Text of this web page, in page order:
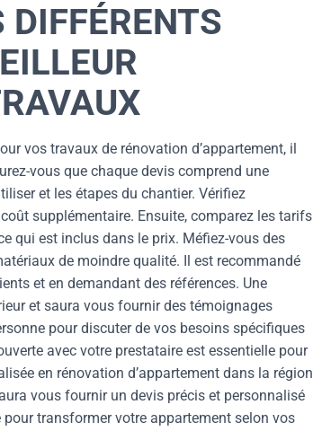
vos travaux de rénovation d’appartement, il
vous que chaque devis comprend une
et les étapes du chantier. Vérifiez
supplémentaire. Ensuite, comparez les tarifs
qui est inclus dans le prix. Méfiez-vous des
de moindre qualité. Il est recommandé
et en demandant des références. Une
et saura vous fournir des témoignages
pour discuter de vos besoins spécifiques
avec votre prestataire est essentielle pour
en rénovation d’appartement dans la région
vous fournir un devis précis et personnalisé
transformer votre appartement selon vos